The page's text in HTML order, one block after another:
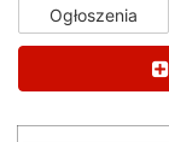
Ogłoszenia